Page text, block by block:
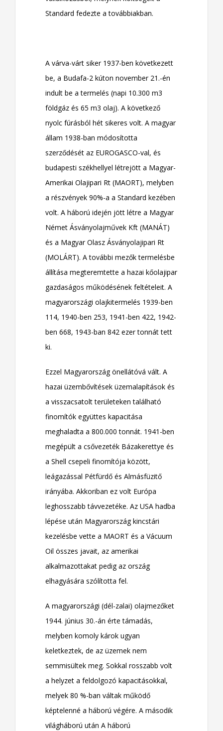
Standard fedezte a továbbiakban.
A várva-várt siker 1937-ben következett
be, a Budafa-2 kúton november 21.-én
indult be a termelés (napi 10.300 m3
földgáz és 65 m3 olaj). A következő
nyolc fúrásból hét sikeres volt. A magyar
állam 1938-ban módosította
szerződését az EUROGASCO-val, és
budapesti székhellyel létrejött a Magyar-
Amerikai Olajipari Rt (MAORT), melyben
a részvények 90%-a a Standard kezében
volt. A háború idején jött létre a Magyar
Német Ásványolajművek Kft (MANÁT)
és a Magyar Olasz Ásványolajipari Rt
(MOLÁRT). A további mezők termelésbe
állítása megteremtette a hazai kőolajipar
gazdaságos működésének feltételeit. A
magyarországi olajkitermelés 1939-ben
114, 1940-ben 253, 1941-ben 422, 1942-
ben 668, 1943-ban 842 ezer tonnát tett
ki.
Ezzel Magyarország önellátóvá vált. A
hazai üzembővítések üzemalapítások és
a visszacsatolt területeken található
finomítók együttes kapacitása
meghaladta a 800.000 tonnát. 1941-ben
megépült a csővezeték Bázakerettye és
a Shell csepeli finomítója között,
leágazással Pétfürdő és Almásfüzitő
irányába. Akkoriban ez volt Európa
leghosszabb távvezetéke. Az USA hadba
lépése után Magyarország kincstári
kezelésbe vette a MAORT és a Vácuum
Oil összes javait, az amerikai
alkalmazottakat pedig az ország
elhagyására szólította fel.
A magyarországi (dél-zalai) olajmezőket
1944. június 30.-án érte támadás,
melyben komoly károk ugyan
keletkeztek, de az üzemek nem
semmisültek meg. Sokkal rosszabb volt
a helyzet a feldolgozó kapacitásokkal,
melyek 80 %-ban váltak működő
képtelenné a háború végére. A második
világháború után A háború